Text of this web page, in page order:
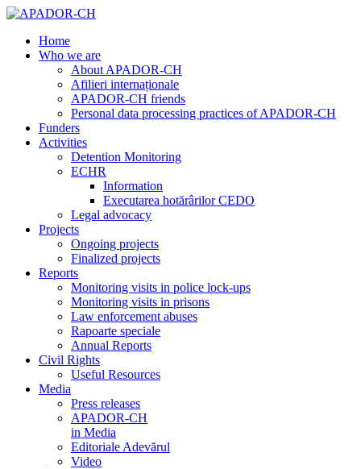
Home
Who we are
About APADOR-CH
Afilieri internaționale
APADOR-CH friends
Personal data processing practices of APADOR-CH
Funders
Activities
Detention Monitoring
ECHR
Information
Executarea hotărârilor CEDO
Legal advocacy
Projects
Ongoing projects
Finalized projects
Reports
Monitoring visits in police lock-ups
Monitoring visits in prisons
Law enforcement abuses
Rapoarte speciale
Annual Reports
Civil Rights
Useful Resources
Media
Press releases
APADOR-CH
in Media
Editoriale Adevărul
Video